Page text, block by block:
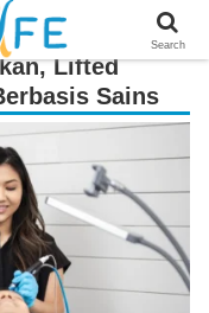
Lifted
Sains
Search